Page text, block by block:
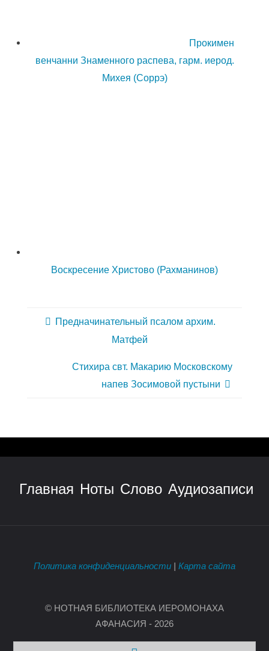
Прокимен
венчанни Знаменного распева, гарм. иерод.
Михея (Соррэ)
Воскресение Христово (Рахманинов)
Предначинательный псалом архим.
Матфей
Стихира свт. Макарию Московскому
напев Зосимовой пустыни
Главная Ноты Слово Аудиозаписи
Политика конфиденциальности Карта сайта
© НОТНАЯ БИБЛИОТЕКА ИЕРОМОНАХА
АФАНАСИЯ - 2026